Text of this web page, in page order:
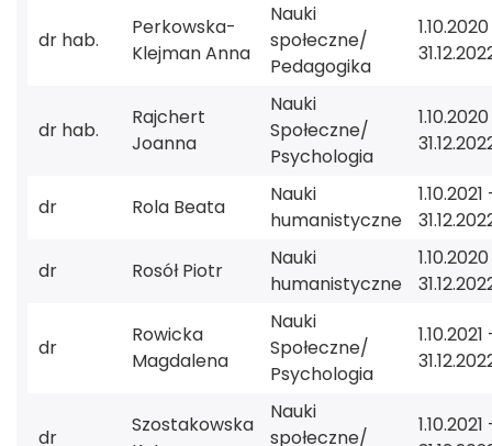
dr hab.
Perkowska-
Klejman Anna
Nauki
społeczne/
Pedagogika
dr hab.
Rajchert
Joanna
Nauki
Społeczne/
Psychologia
dr Rola Beata
Nauki
humanistyczne
dr
Rosół Piotr
Nauki
humanistyczne
dr
Rowicka
Magdalena
Nauki
Społeczne/
Psychologia
dr
Szostakowska
Nauki
społeczne/